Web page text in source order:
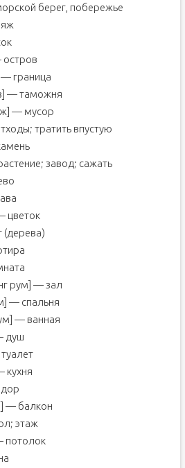
берег, побережье
граница
— таможня
— мусор
тратить впустую
завод; сажать
цветок
(дерева)
рум] — зал
— спальня
— ванная
душ
кухня
— балкон
этаж
потолок